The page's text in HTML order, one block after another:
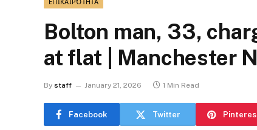
ΕΠΙΚΑΙΡΌΤΗΤΑ
Bolton man, 33,
at flat | Manchester
By staff January 21, 2026 1 Min Read
Facebook Twitter